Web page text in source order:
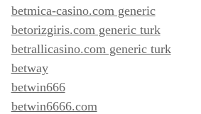
betmica-casino.com generic
betorizgiris.com generic turk
betrallicasino.com generic turk
betway
betwin666
betwin6666.com